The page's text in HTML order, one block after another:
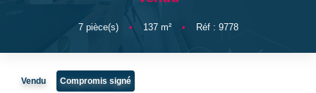
NOTRE AGENCE
7pièce(s) • 137m² • Réf : 9778
Vendu Compromis signé